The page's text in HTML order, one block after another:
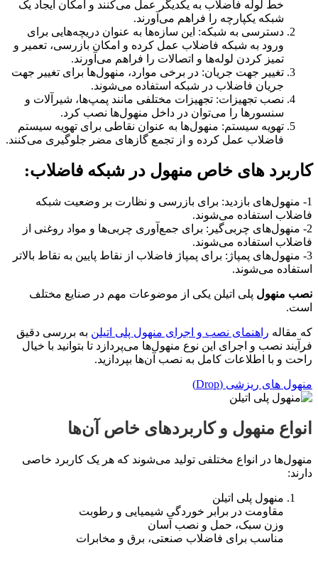
خط لوله فاضلاب به یکدیگر عمل می‌کنند و امکان ایجاد یک
شبکه یکپارچه را فراهم می‌آورند.
دسترسی به شبکه: این سازه‌ها به عنوان دریچه‌هایی برای
ورود به شبکه فاضلاب عمل کرده و امکان بازرسی، تعمیر و
تمیز کردن لوله‌ها و اتصالات را فراهم می‌آورند.
تغییر جهت جریان: در برخی موارد، منهول‌ها برای تغییر جهت
جریان فاضلاب در شبکه استفاده می‌شوند.
نصب تجهیزات: تجهیزات مختلفی مانند پمپ‌ها، شیرآلات و
سنسورها را می‌توان در داخل منهول‌ها نصب کرد.
تهویه سیستم: منهول‌ها به عنوان نقاطی برای تهویه سیستم
فاضلاب عمل کرده و از تجمع گازهای مضر جلوگیری می‌کنند.
کاربرد های خاص منهول در شبکه فاضلاب:
1- منهول‌های بازدید: برای بازرسی و نظارت بر وضعیت شبکه
فاضلاب استفاده می‌شوند.
2- منهول‌های چربی‌گیر: برای جمع‌آوری چربی‌ها و مواد روغنی از
فاضلاب استفاده می‌شوند.
3- منهول‌های پمپاژ: برای پمپاژ فاضلاب از نقاط پایین به نقاط بالاتر
استفاده می‌شوند.
نصب منهول پلی اتیلن یکی از موضوعات مهم در صنایع مختلف
است.
که مقاله راهنمای نصب و اجرای منهول پلی اتیلن به بررسی دقیق
فرآیند نصب و اجرای این نوع منهول‌ها می‌پردازد تا بتوانید با خیال
راحت و با اطلاعات کامل به نصب آن‌ها بپردازید.
منهول های ریزشی (Drop)
انواع منهول و کاربردهای خاص آن‌ها
منهول‌ها در انواع مختلفی تولید می‌شوند که هر یک کاربرد خاصی
دارند:
منهول پلی اتیلن
مقاومت در برابر خوردگی شیمیایی و رطوبت
وزن سبک، حمل و نصب آسان
مناسب برای فاضلاب صنعتی، برق و مخابرات